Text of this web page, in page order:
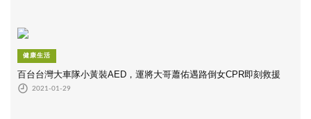
健康生活
百台台灣大車隊小黃裝AED，運將大哥蕭佑遇路倒女CPR即刻救援
2021-01-29